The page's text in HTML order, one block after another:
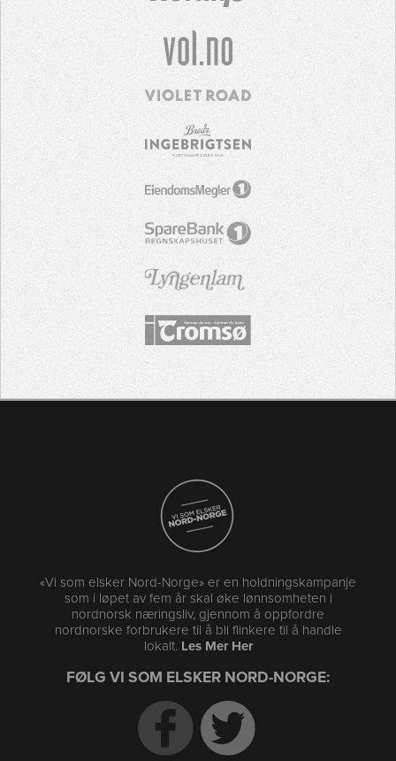
«Vi som elsker Nord-Norge» er en holdningskampanje
som i løpet av fem år skal øke lønnsomheten i
nordnorsk næringsliv, gjennom å oppfordre
nordnorske forbrukere til å bli flinkere til å handle
lokalt. Les Mer Her
FØLG VI SOM ELSKER NORD-NORGE: